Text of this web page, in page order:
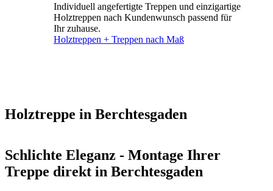
Individuell angefertigte Treppen und einzigartige
Holztreppen nach Kundenwunsch passend für
Ihr zuhause.
Holztreppen + Treppen nach Maß
Holztreppe in Berchtesgaden
Schlichte Eleganz - Montage Ihrer
Treppe direkt in Berchtesgaden